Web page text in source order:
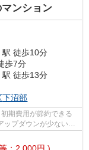
ンション
駅 徒歩10分
歩7分
駅 徒歩13分
下沼部
期費用が節約できる
プダウンが少ないの